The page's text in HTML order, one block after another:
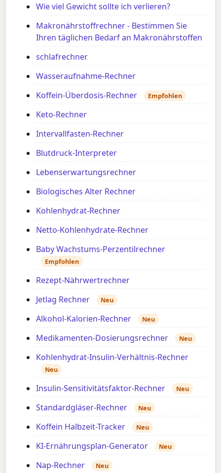
Wie viel Gewicht sollte ich verlieren?
Makronährstoffrechner - Bestimmen Sie
Ihren täglichen Bedarf an Makronährstoffen
schlafrechner
Wasseraufnahme-Rechner
Koffein-Überdosis-Rechner
Empfohlen
Keto-Rechner
Intervallfasten-Rechner
Blutdruck-Interpreter
Lebenserwartungsrechner
Biologisches Alter Rechner
Kohlenhydrat-Rechner
Netto-Kohlenhydrate-Rechner
Baby Wachstums-Perzentilrechner
Empfohlen
Rezept-Nährwertrechner
Jetlag Rechner
Neu
Alkohol-Kalorien-Rechner Neu
Medikamenten-Dosierungsrechner Neu
Kohlenhydrat-Insulin-Verhältnis-Rechner
Neu
Insulin-Sensitivitätsfaktor-Rechner Neu
Standardgläser-Rechner Neu
Koffein Halbzeit-Tracker Neu
KI-Ernährungsplan-Generator Neu
Nap-Rechner Neu